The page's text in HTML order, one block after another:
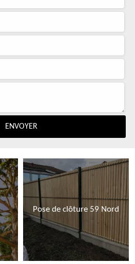
Pose de clôture 59 Nord